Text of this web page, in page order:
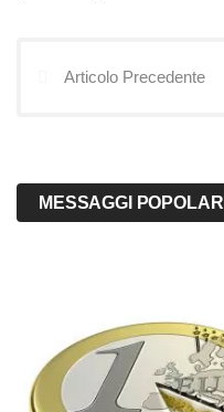
Articolo Precedente
MESSAGGI POPOLARI